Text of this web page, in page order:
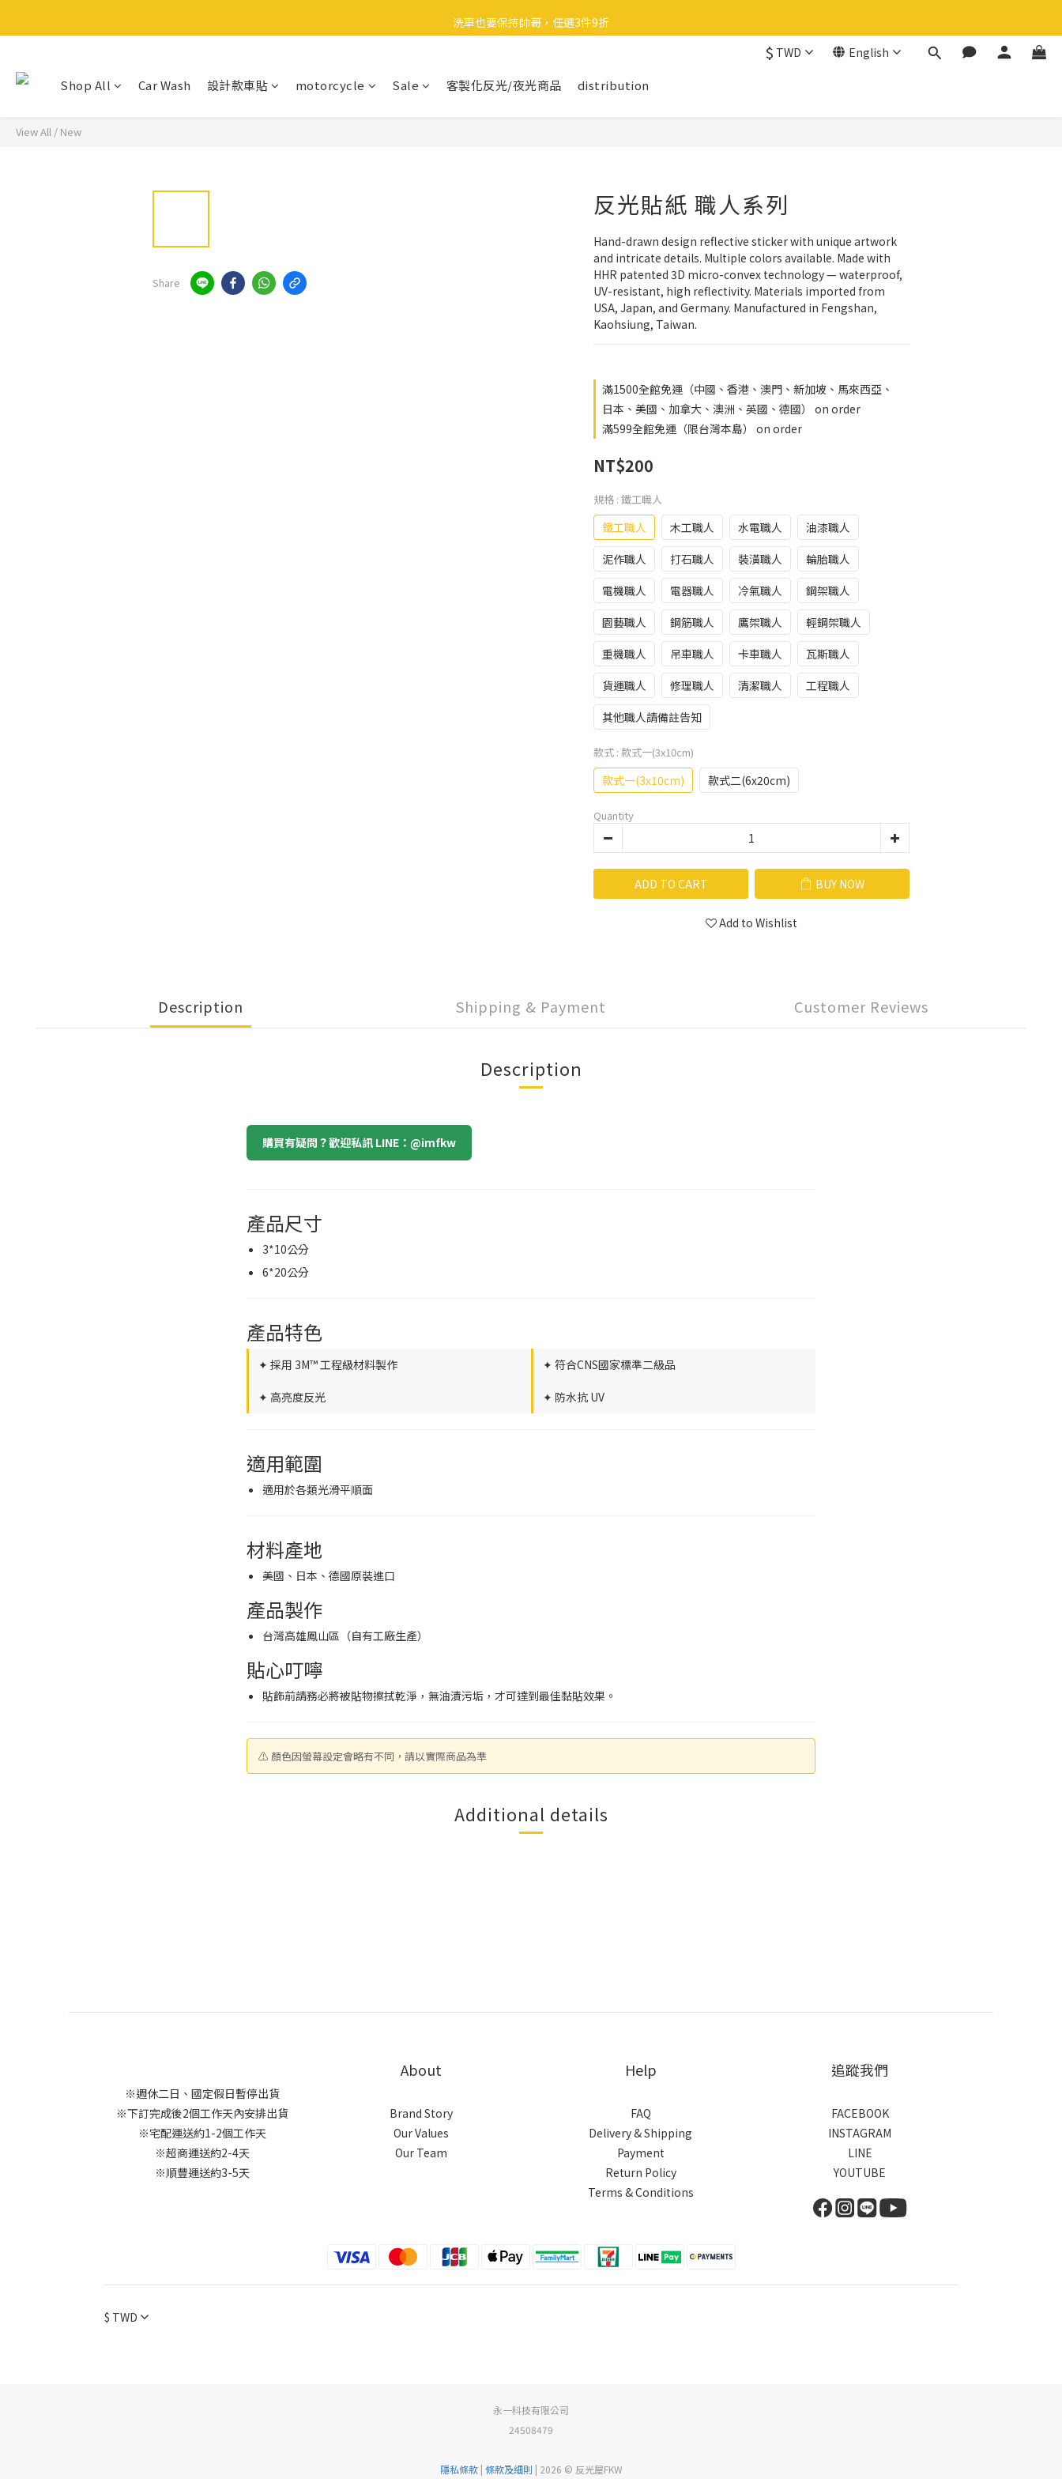
🎉 全館滿 599 免運（台灣本島）下單後 2 個工作天內寄出
洗車也要保持帥哥，任選3件9折
🎉 全館滿 599 免運（台灣本島）下單後 2 個工作天內寄出
$ TWD English
Shop All Car Wash 設計款車貼 motorcycle Sale 客製化反光/夜光商品 distribution
View All / New
Share
反光貼紙 職人系列
Hand-drawn design reflective sticker with unique artwork
and intricate details. Multiple colors available. Made with
HHR patented 3D micro-convex technology — waterproof,
UV-resistant, high reflectivity. Materials imported from
USA, Japan, and Germany. Manufactured in Fengshan,
Kaohsiung, Taiwan.
滿1500全館免運（中國、香港、澳門、新加坡、馬來西亞、
日本、美國、加拿大、澳洲、英國、德國） on order
滿599全館免運（限台灣本島） on order
NT$200
規格 : 鐵工職人
鐵工職人 木工職人 水電職人
油漆職人
泥作職人
打石職人 裝潢職人
輪胎職人
電機職人
電器職人 冷氣職人
鋼架職人
園藝職人
鋼筋職人 鷹架職人
輕鋼架職人
重機職人
吊車職人 卡車職人
瓦斯職人
貨運職人
修理職人 清潔職人
工程職人
其他職人請備註告知
款式 : 款式一(3x10cm)
款式一(3x10cm) 款式二(6x20cm)
Quantity
ADD TO CART BUY NOW
Add to Wishlist
Description Shipping & Payment Customer Reviews
Description
購買有疑問？歡迎私訊 LINE：@imfkw
產品尺寸
3*10公分
6*20公分
產品特色
✦ 採用 3M™ 工程級材料製作 ✦ 符合CNS國家標準二級品
✦ 高亮度反光 ✦ 防水抗 UV
適用範圍
適用於各類光滑平順面
材料產地
美國、日本、德國原裝進口
產品製作
台灣高雄鳳山區（自有工廠生產）
貼心叮嚀
貼飾前請務必將被貼物擦拭乾淨，無油漬污垢，才可達到最佳黏貼效果。
⚠ 顏色因螢幕設定會略有不同，請以實際商品為準
Additional details
※週休二日、國定假日暫停出貨
※下訂完成後2個工作天內安排出貨
※宅配運送約1-2個工作天
※超商運送約2-4天
※順豐運送約3-5天
About
Brand Story
Our Values
Our Team
Help
FAQ
Delivery & Shipping
Payment
Return Policy
Terms & Conditions
追蹤我們
FACEBOOK
INSTAGRAM
LINE
YOUTUBE
$ TWD
永一科技有限公司
24508479
隱私條款| 條款及細則 | 2026 © 反光屋FKW